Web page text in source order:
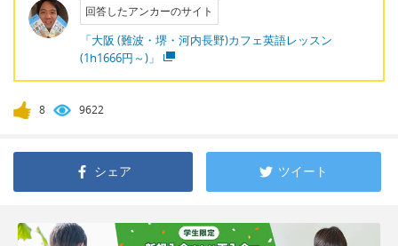
回答したアンカーのサイト
「大阪 (難波・堺・河内長野)カフェ英語レッスン
(1h1666円～)」
8 9622
シェア ツイート